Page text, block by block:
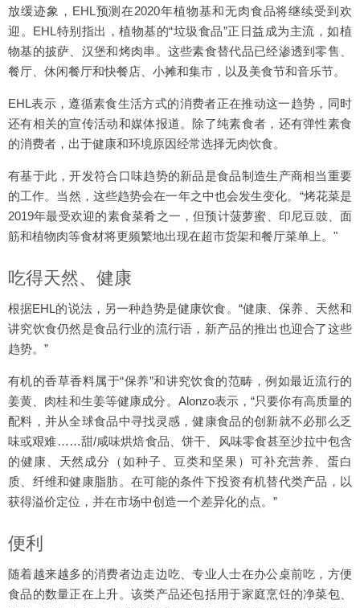
放缓迹象，EHL预测在2020年植物基和无肉食品将继续受到欢
迎。EHL特别指出，植物基的“垃圾食品”正日益成为主流，如植
物基的披萨、汉堡和烤肉串。这些素食替代品已经渗透到零售、
餐厅、休闲餐厅和快餐店、小摊和集市，以及美食节和音乐节。
EHL表示，遵循素食生活方式的消费者正在推动这一趋势，同时
还有相关的宣传活动和媒体报道。除了纯素食者，还有弹性素食
的消费者，出于健康和环境原因经常选择无肉饮食。
有基于此，开发符合口味趋势的新品是食品制造生产商相当重要
的工作。当然，这些趋势会在一年之中也会发生变化。“烤花菜是
2019年最受欢迎的素食菜肴之一，但预计菠萝蜜、印尼豆豉、面
筋和植物肉等食材将更频繁地出现在超市货架和餐厅菜单上。"
吃得天然、健康
根据EHL的说法，另一种趋势是健康饮食。“健康、保养、天然和
讲究饮食仍然是食品行业的流行语，新产品的推出也迎合了这些
趋势。”
有机的香草香料属于“保养”和讲究饮食的范畴，例如最近流行的
姜黄、肉桂和生姜等健康成分。Alonzo表示，“只要你有高质量的
配料，并从全球食品中寻找灵感，健康食品的创新就不必那么乏
味或艰难……甜/咸味烘焙食品、饼干、风味零食甚至沙拉中包含
的健康、天然成分（如种子、豆类和坚果）可补充营养、蛋白
质、纤维和健康脂肪。在可能的条件下投资有机替代类产品，以
获得溢价定位，并在市场中创造一个差异化的点。”
便利
随着越来越多的消费者边走边吃、专业人士在办公桌前吃，方便
食品的数量正在上升。该类产品还包括用于家庭烹饪的净菜包、